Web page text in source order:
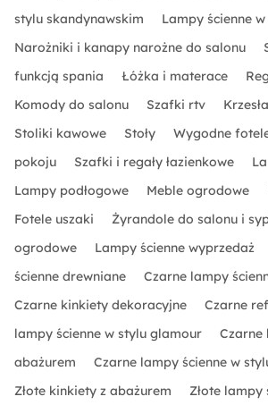
stylu skandynawskim
Lampy ścienne
Narożniki i kanapy narożne do salonu
funkcją spania
Łóżka i materace
Komody do salonu
Szafki rtv
Stoliki kawowe
Stoły
Wygodne
pokoju
Szafki i regały łazienkowe
Lampy podłogowe
Meble ogrodowe
Fotele uszaki
Żyrandole do salonu i
ogrodowe
Lampy ścienne wyprzedaż
ścienne drewniane
Czarne lampy
Czarne kinkiety dekoracyjne
Czarne
lampy ścienne w stylu glamour
Czarne
abażurem
Czarne lampy ścienne w
Złote kinkiety z abażurem
Złote lampy